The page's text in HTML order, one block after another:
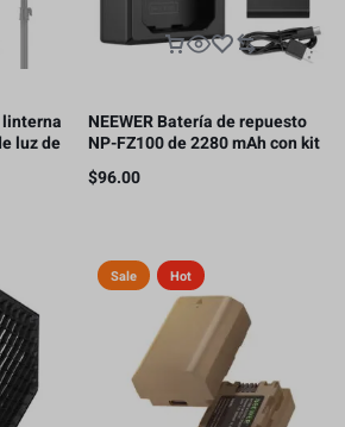
linterna
luz de
de
NEEWER Batería de repuesto
NP-FZ100 de 2280 mAh con kit
de cargador USB de doble canal
$96.00
Sale Hot